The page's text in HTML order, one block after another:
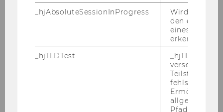
Univ.-Prof. Dr. Judit Jacsó
_hjAbsoluteSessionInProgress
Wird
den ersten
eines
erkennen.
_hjTLDTest
_hjTLDTest-
verschiedene
Teilstrings,
fehlschlägt.
Ermöglicht,
Pfad zu